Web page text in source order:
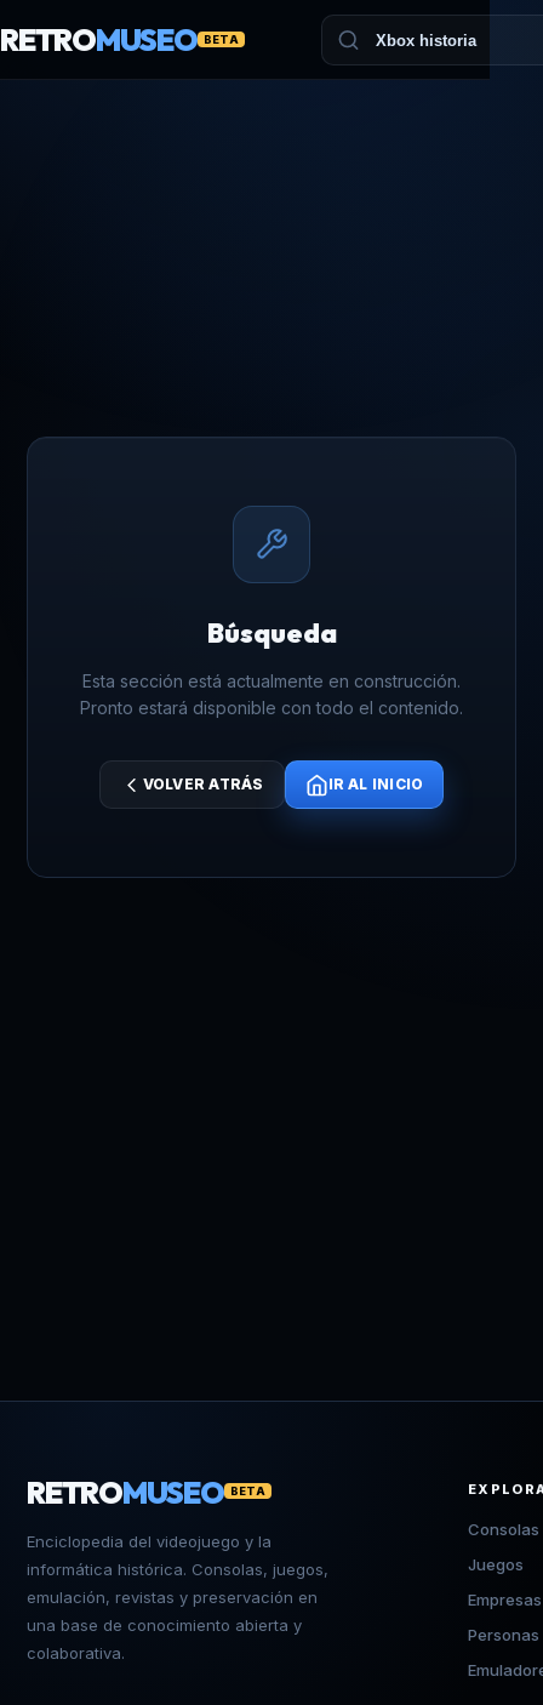
RETROMUSEO BETA
Búsqueda
Esta sección está actualmente en construcción.
Pronto estará disponible con todo el contenido.
VOLVER ATRÁS IR AL INICIO
RETROMUSEO BETA
Enciclopedia del videojuego y la
informática histórica. Consolas, juegos,
emulación, revistas y preservación en
una base de conocimiento abierta y
colaborativa.
Consolas
Juegos
Empresas
Personas